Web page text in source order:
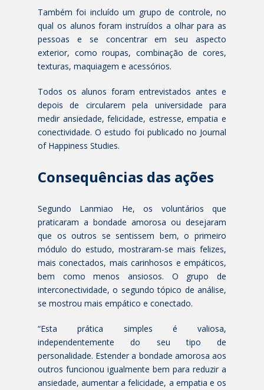
Também foi incluído um grupo de controle, no
qual os alunos foram instruídos a olhar para as
pessoas e se concentrar em seu aspecto
exterior, como roupas, combinação de cores,
texturas, maquiagem e acessórios.
Todos os alunos foram entrevistados antes e
depois de circularem pela universidade para
medir ansiedade, felicidade, estresse, empatia e
conectividade. O estudo foi publicado no Journal
of Happiness Studies.
Consequências das ações
Segundo Lanmiao He, os voluntários que
praticaram a bondade amorosa ou desejaram
que os outros se sentissem bem, o primeiro
módulo do estudo, mostraram-se mais felizes,
mais conectados, mais carinhosos e empáticos,
bem como menos ansiosos. O grupo de
interconectividade, o segundo tópico de análise,
se mostrou mais empático e conectado.
“Esta prática simples é valiosa,
independentemente do seu tipo de
personalidade. Estender a bondade amorosa aos
outros funcionou igualmente bem para reduzir a
ansiedade, aumentar a felicidade, a empatia e os